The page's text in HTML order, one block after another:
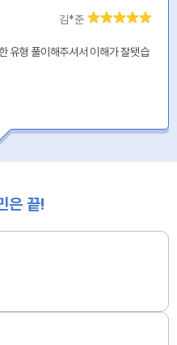
김*준
유형 풀이해주셔서 이해가 잘됏습
은 끝!